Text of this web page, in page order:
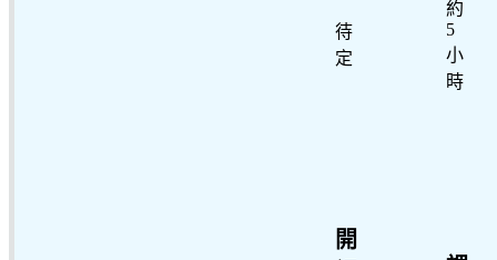
待
定
約
5
小
時
開